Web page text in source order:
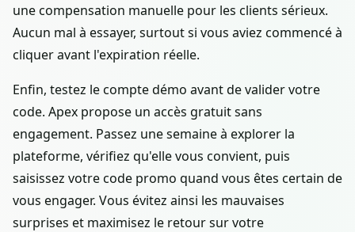
une compensation manuelle pour les clients sérieux.
Aucun mal à essayer, surtout si vous aviez commencé à
cliquer avant l'expiration réelle.
Enfin, testez le compte démo avant de valider votre
code. Apex propose un accès gratuit sans
engagement. Passez une semaine à explorer la
plateforme, vérifiez qu'elle vous convient, puis
saisissez votre code promo quand vous êtes certain de
vous engager. Vous évitez ainsi les mauvaises
surprises et maximisez le retour sur votre